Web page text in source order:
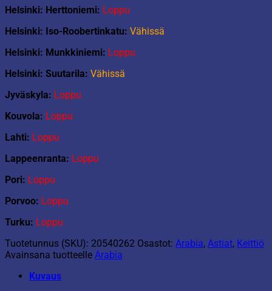
Helsinki: Herttoniemi: Loppu
Helsinki: Iso-Roobertinkatu: Vähissä
Helsinki: Munkkiniemi: Loppu
Helsinki: Suutarila: Vähissä
Jyväskyla: Loppu
Kouvola: Loppu
Lahti: Loppu
Lappeenranta: Loppu
Pori: Loppu
Porvoo: Loppu
Turku: Loppu
Tuotetunnus (SKU): 20540262 Osastot: Arabia, Astiat, Keittiö
Avainsana tuotteelle Arabia
Kuvaus